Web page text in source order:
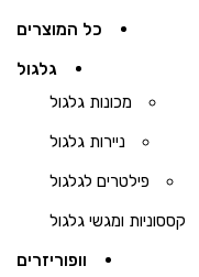
כל המוצרים
גלגול
מכונות גלגול
ניירות גלגול
פילטרים לגלגול
קססוניות ומגשי גלגול
וופוריזרים